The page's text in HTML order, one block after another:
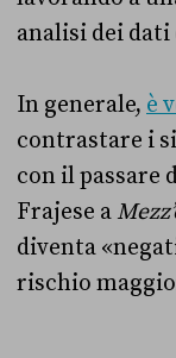
analisi dei
In generale, è
contrastare i
con il passare
Frajese a
diventa «
rischio